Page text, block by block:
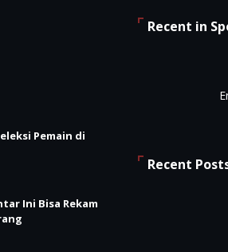
Pemain di
Ini Bisa Rekam
Recent in
Recent